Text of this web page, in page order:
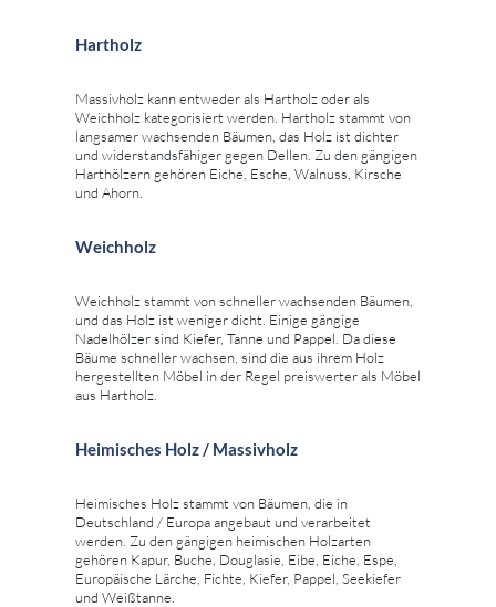
Hartholz
Massivholz kann entweder als Hartholz oder als
Weichholz kategorisiert werden. Hartholz stammt von
langsamer wachsenden Bäumen, das Holz ist dichter
und widerstandsfähiger gegen Dellen. Zu den gängigen
Harthölzern gehören Eiche, Esche, Walnuss, Kirsche
und Ahorn.
Weichholz
Weichholz stammt von schneller wachsenden Bäumen,
und das Holz ist weniger dicht. Einige gängige
Nadelhölzer sind Kiefer, Tanne und Pappel. Da diese
Bäume schneller wachsen, sind die aus ihrem Holz
hergestellten Möbel in der Regel preiswerter als Möbel
aus Hartholz.
Heimisches Holz / Massivholz
Heimisches Holz stammt von Bäumen, die in
Deutschland / Europa angebaut und verarbeitet
werden. Zu den gängigen heimischen Holzarten
gehören Kapur, Buche, Douglasie, Eibe, Eiche, Espe,
Europäische Lärche, Fichte, Kiefer, Pappel, Seekiefer
und Weißtanne.